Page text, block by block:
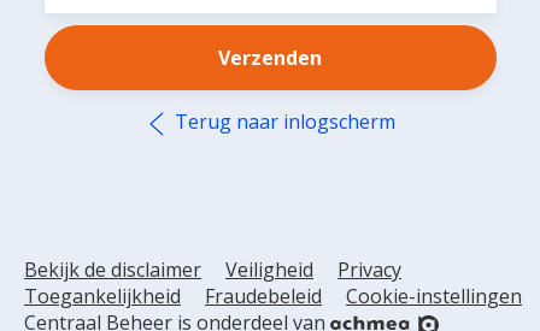
Verzenden
Terug naar inlogscherm
Bekijk de disclaimer Veiligheid
Privacy
Toegankelijkheid
Fraudebeleid
Cookie-instellingen
Centraal Beheer is onderdeel van